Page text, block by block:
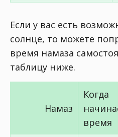
Если у вас есть
солнце, то можете
время намаза
таблицу ниже.
Намаз
Когда
время